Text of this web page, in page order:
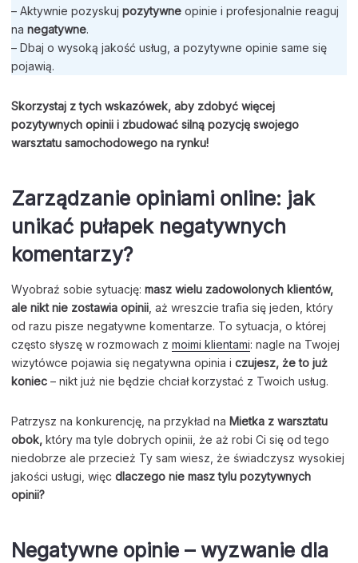
– Aktywnie pozyskuj pozytywne opinie i profesjonalnie reaguj
na negatywne.
– Dbaj o wysoką jakość usług, a pozytywne opinie same się
pojawią.
Skorzystaj z tych wskazówek, aby zdobyć więcej
pozytywnych opinii i zbudować silną pozycję swojego
warsztatu samochodowego na rynku!
Zarządzanie opiniami online: jak
unikać pułapek negatywnych
komentarzy?
Wyobraź sobie sytuację: masz wielu zadowolonych klientów,
ale nikt nie zostawia opinii , aż wreszcie trafia się jeden, który
od razu pisze negatywne komentarze. To sytuacja, o której
często słyszę w rozmowach z moimi klientami: nagle na Twojej
wizytówce pojawia się negatywna opinia i czujesz, że to już
koniec – nikt już nie będzie chciał korzystać z Twoich usług.
Patrzysz na konkurencję, na przykład na Mietka z warsztatu
obok, który ma tyle dobrych opinii, że aż robi Ci się od tego
niedobrze ale przecież Ty sam wiesz, że świadczysz wysokiej
jakości usługi, więc dlaczego nie masz tylu pozytywnych
opinii?
Negatywne opinie – wyzwanie dla